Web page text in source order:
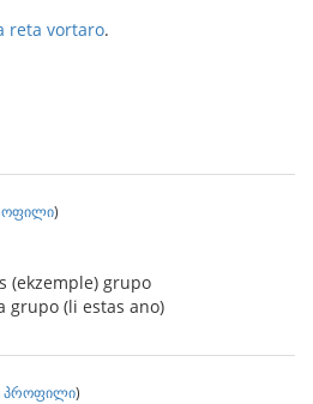
reta vortaro.
)
(ekzemple) grupo
grupo (li estas ano)
პროფილი)